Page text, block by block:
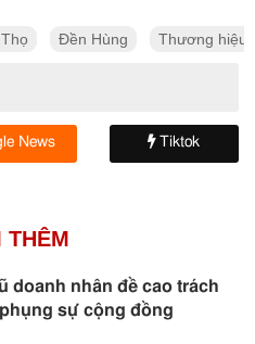
Đền Hùng Thương hiệu
News Tiktok
THÊM
doanh nhân đề cao trách
sự cộng đồng